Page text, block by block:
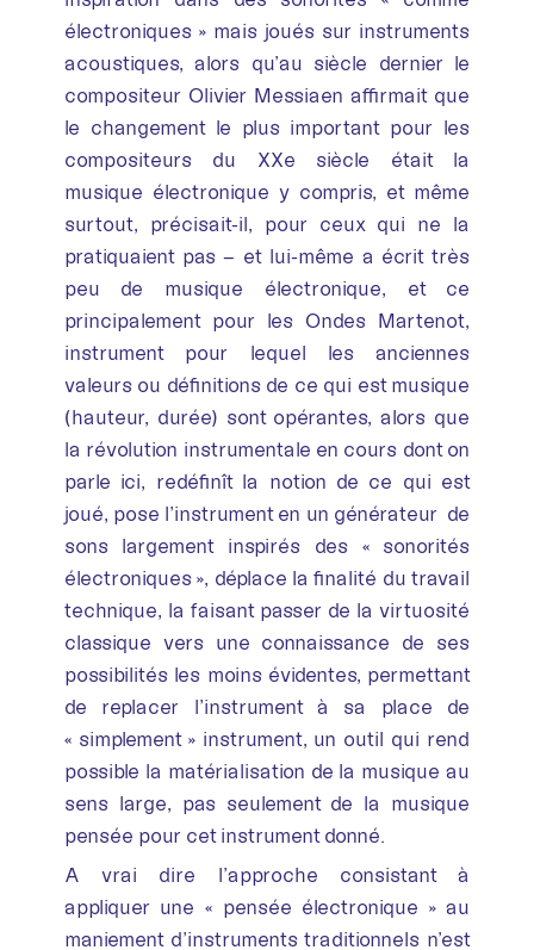
électroniques » mais joués sur instruments
acoustiques, alors qu’au siècle dernier le
compositeur Olivier Messiaen affirmait que
le changement le plus important pour les
compositeurs du XXe siècle était la
musique électronique y compris, et même
surtout, précisait-il, pour ceux qui ne la
pratiquaient pas – et lui-même a écrit très
peu de musique électronique, et ce
principalement pour les Ondes Martenot,
instrument pour lequel les anciennes
valeurs ou définitions de ce qui est musique
(hauteur, durée) sont opérantes, alors que
la révolution instrumentale en cours dont on
parle ici, redéfinît la notion de ce qui est
joué, pose l’instrument en un générateur de
sons largement inspirés des « sonorités
électroniques », déplace la finalité du travail
technique, la faisant passer de la virtuosité
classique vers une connaissance de ses
possibilités les moins évidentes, permettant
de replacer l’instrument à sa place de
« simplement » instrument, un outil qui rend
possible la matérialisation de la musique au
sens large, pas seulement de la musique
pensée pour cet instrument donné.
A vrai dire l’approche consistant à
appliquer une « pensée électronique » au
maniement d’instruments traditionnels n’est